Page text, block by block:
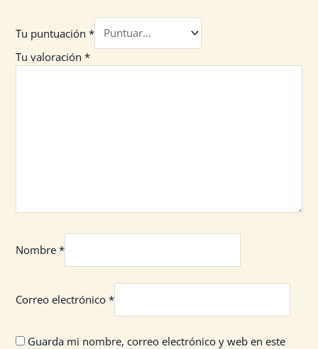
Tu puntuación *
Tu valoración *
Nombre *
Correo electrónico *
Guarda mi nombre, correo electrónico y web en este